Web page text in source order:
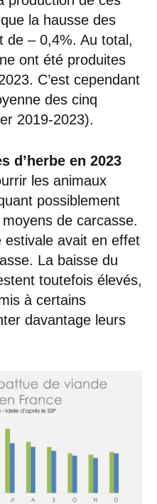
la hausse des
de – 0,4%. Au total,
ont été produites
C’est cependant
des cinq
2019-2023).
d’herbe en 2023
les animaux
possiblement
de carcasse.
estivale avait en effet
La baisse du
toutefois élevés,
à certains
davantage leurs